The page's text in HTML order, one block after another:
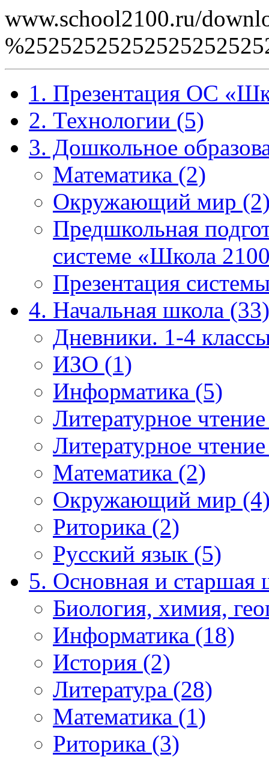
www.school2100.ru/
1. Презентация ОС
2. Технологии (5)
3. Дошкольное
Математика (2)
Окружающий мир
Предшкольная
системе «Школа
Презентация
4. Начальная школа (33)
Дневники. 1-4
ИЗО (1)
Информатика (5)
Литературное
Литературное
Математика (2)
Окружающий мир
Риторика (2)
Русский язык (5)
5. Основная и старшая
Биология, химия,
Информатика (18)
История (2)
Литература (28)
Математика (1)
Риторика (3)